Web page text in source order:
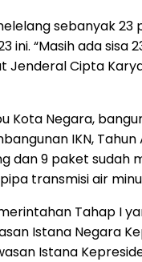
sebanyak
“Masih ada
Cipta
Negara,
IKN,
9 paket sudah
transmisi air
Tahap I
Istana Negara
Istana